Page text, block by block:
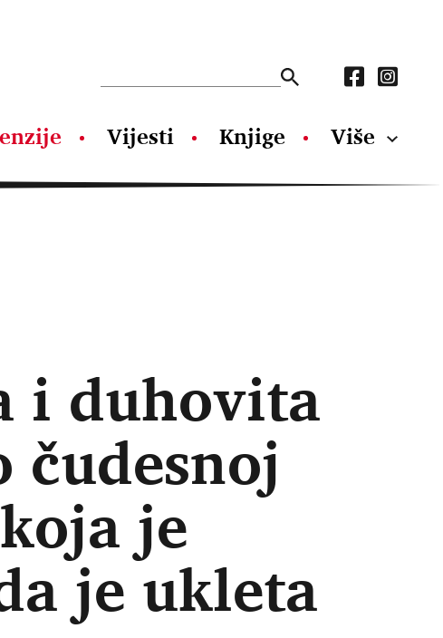
Vijesti Knjige Više
i duhovita
čudesnoj
je
je ukleta